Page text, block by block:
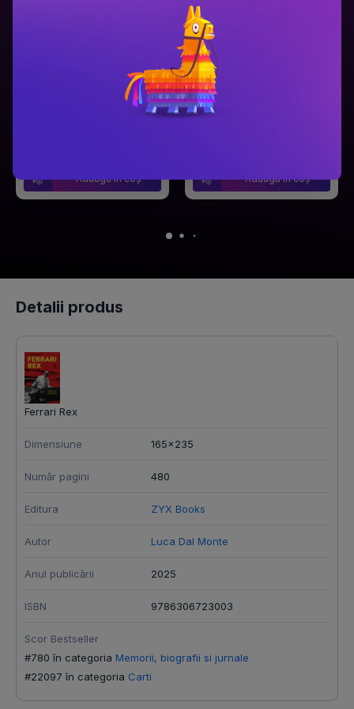
Râul Înghețat
Adaugă în coș
Secretul secretelor
Adaugă în coș
Detalii produs
Ferrari Rex
Dimensiune 165x235
Număr pagini 480
Editura ZYX Books
Autor Luca Dal Monte
Anul publicării 2025
ISBN 9786306723003
Scor Bestseller
#780 în categoria Memorii, biografii si jurnale
#22097 în categoria Carti